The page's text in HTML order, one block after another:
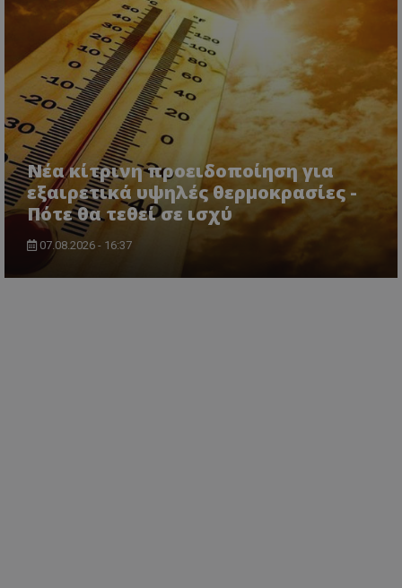
Νέα κίτρινη προειδοποίηση για
εξαιρετικά υψηλές θερμοκρασίες -
Πότε θα τεθεί σε ισχύ
07.08.2026 - 16:37